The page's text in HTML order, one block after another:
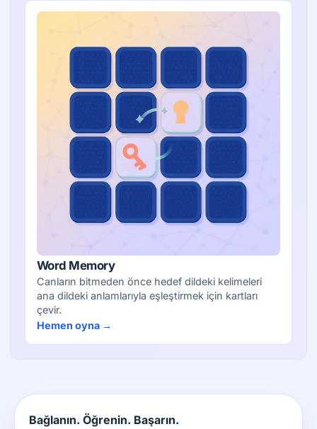
Word Memory
Canların bitmeden önce hedef dildeki kelimeleri
ana dildeki anlamlarıyla eşleştirmek için kartları
çevir.
Hemen oyna →
Bağlanın. Öğrenin. Başarın.